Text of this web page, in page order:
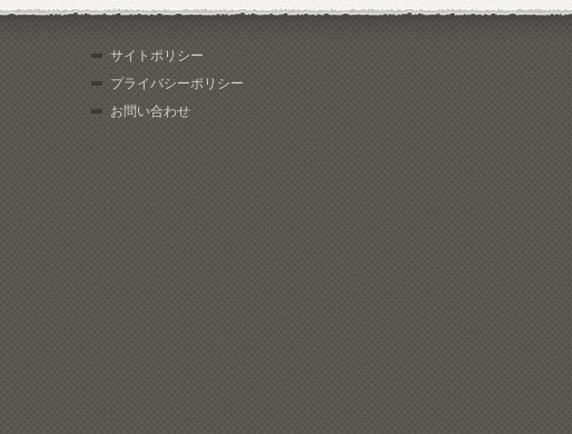
サイトポリシー
プライバシーポリシー
お問い合わせ